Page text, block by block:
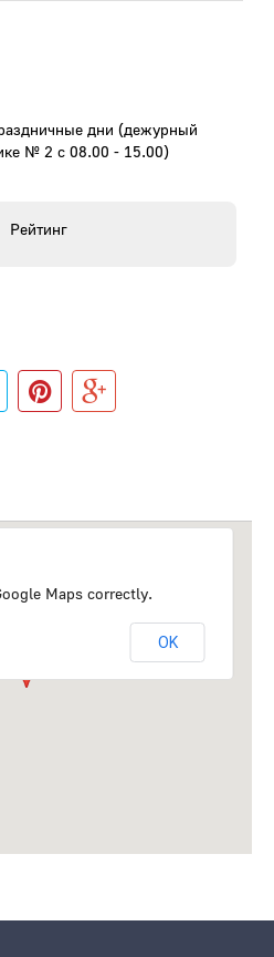
дни (дежурный
№ 2 с 08.00 - 15.00)
Рейтинг
Maps correctly.
OK